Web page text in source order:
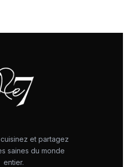
et partagez
saines du monde
entier.